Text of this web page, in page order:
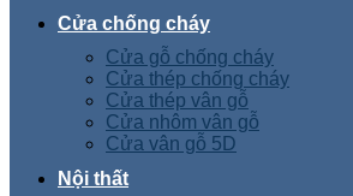
Cửa chống cháy
Cửa gỗ chống cháy
Cửa thép chống cháy
Cửa thép vân gỗ
Cửa nhôm vân gỗ
Cửa vân gỗ 5D
Nội thất